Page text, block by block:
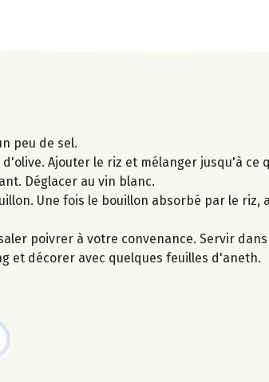
peu de sel.
Ajouter le riz et mélanger jusqu'à ce
Déglacer au vin blanc.
Une fois le bouillon absorbé par le riz,
poivrer à votre convenance. Servir
et décorer avec quelques feuilles d'aneth.